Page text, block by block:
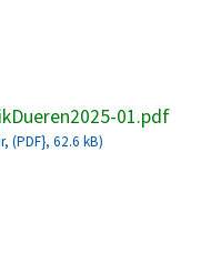
01.pdf
(PDF}, 62.6 kB)